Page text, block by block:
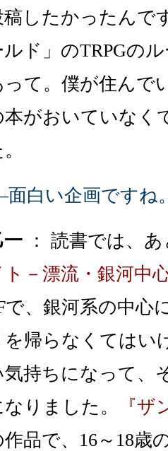
稿したかったんで
ルド」のTRPGの
って。僕が住んで
本がおいていなく
白い企画ですね
一 ： 読書では、
ト－漂流・銀河中
で、銀河系の中心
を帰らなくてはい
気持ちになって、
なりました。
『
作品で、16～18歳